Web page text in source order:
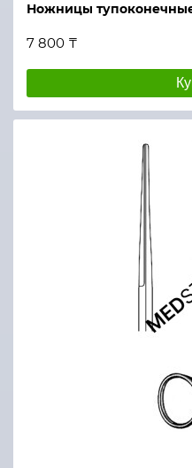
Ножницы
7 800 ₸